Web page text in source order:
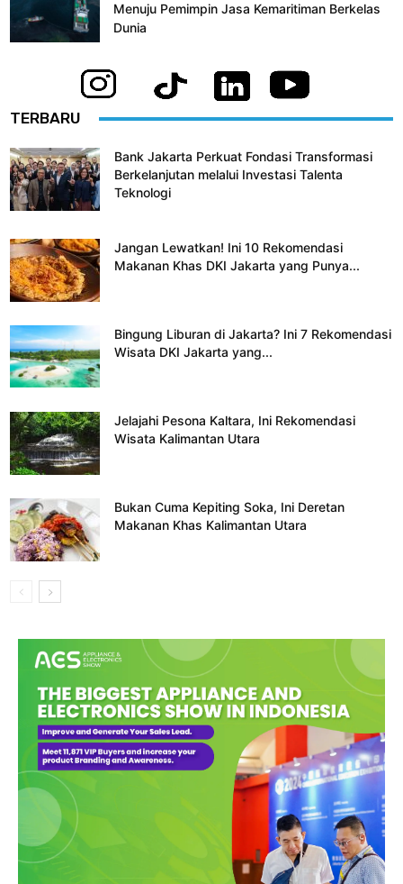
Menuju Pemimpin Jasa Kemaritiman Berkelas
Dunia
TERBARU
Bank Jakarta Perkuat Fondasi Transformasi
Berkelanjutan melalui Investasi Talenta
Teknologi
Jangan Lewatkan! Ini 10 Rekomendasi
Makanan Khas DKI Jakarta yang Punya...
Bingung Liburan di Jakarta? Ini 7 Rekomendasi
Wisata DKI Jakarta yang...
Jelajahi Pesona Kaltara, Ini Rekomendasi
Wisata Kalimantan Utara
Bukan Cuma Kepiting Soka, Ini Deretan
Makanan Khas Kalimantan Utara